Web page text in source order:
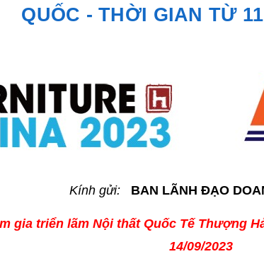
QUỐC - THỜI GIAN TỪ
Kính gửi: BAN LÃNH ĐẠO
gia triển lãm Nội thất Quốc Tế Thượng
14/09/2023